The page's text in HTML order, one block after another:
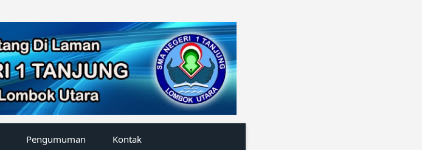
Pengumuman Kontak